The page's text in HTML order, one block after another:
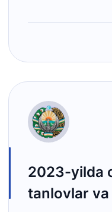
2023-yilda
tanlovlar